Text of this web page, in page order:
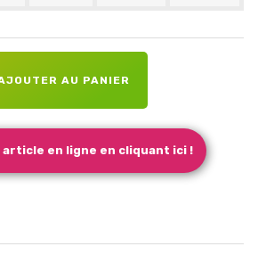
AU PANIER
en ligne en cliquant ici !